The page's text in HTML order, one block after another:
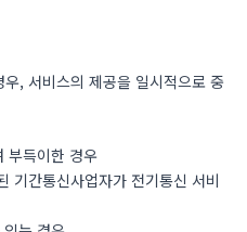
, 서비스의 제공을 일시적으로 중
부득이한 경우
기간통신사업자가 전기통신 서비